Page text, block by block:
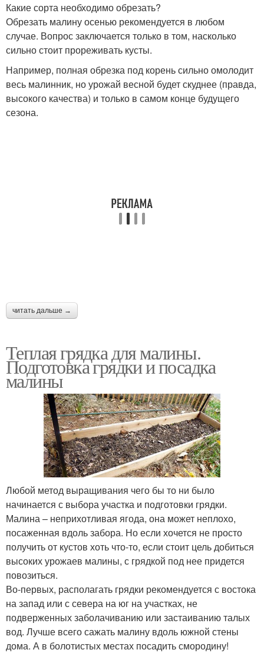
Какие сорта необходимо обрезать?
Обрезать малину осенью рекомендуется в любом
случае. Вопрос заключается только в том, насколько
сильно стоит прореживать кусты.
Например, полная обрезка под корень сильно омолодит
весь малинник, но урожай весной будет скуднее (правда,
высокого качества) и только в самом конце будущего
сезона.
читать дальше →
Теплая грядка для малины.
Подготовка грядки и посадка
малины
Любой метод выращивания чего бы то ни было
начинается с выбора участка и подготовки грядки.
Малина – неприхотливая ягода, она может неплохо,
посаженная вдоль забора. Но если хочется не просто
получить от кустов хоть что-то, если стоит цель добиться
высоких урожаев малины, с грядкой под нее придется
повозиться.
Во-первых, располагать грядки рекомендуется с востока
на запад или с севера на юг на участках, не
подверженных заболачиванию или застаиванию талых
вод. Лучше всего сажать малину вдоль южной стены
дома. А в болотистых местах посадить смородину!